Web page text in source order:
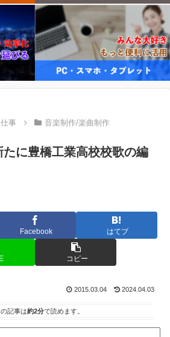
事 音楽制作/楽曲制作
に豊橋工業高校校歌の編
Facebook はてブ
コピー
2015.03.04 2024.04.03
の記事は約2分で読めます。